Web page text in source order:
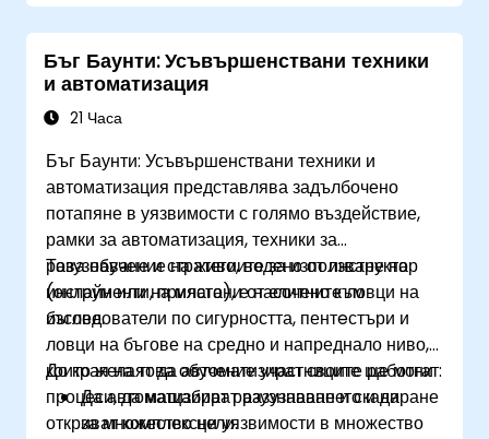
Бъг Баунти: Усъвършенствани техники
и автоматизация
21 Часа
Бъг Баунти: Усъвършенствани техники и
автоматизация представлява задълбочено
потапяне в уязвимости с голямо въздействие,
рамки за автоматизация, техники за
разузнаване и стратегиите за използване на
инструменти, прилагани от елитните ловци на
бъгове.
Това обучение на живо, водено от инструктор
(онлайн или на място), е насочено към
изследователи по сигурността, пентeстъри и
ловци на бъгове на средно и напреднало ниво,
които желаят да автоматизират своите работни
процеси, да мащабират разузнаването и да
откриват комплексни уязвимости в множество
До края на това обучение участниците ще могат:
Да автоматизират разузнаване и сканиране
за множество цели.